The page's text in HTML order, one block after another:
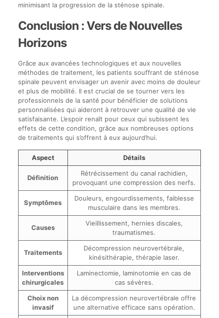
minimisant la progression de la sténose spinale.
Conclusion : Vers de Nouvelles
Horizons
Grâce aux avancées technologiques et aux nouvelles
méthodes de traitement, les patients souffrant de sténose
spinale peuvent envisager un avenir avec moins de douleur
et plus de mobilité. Il est crucial de se tourner vers les
professionnels de la santé pour bénéficier de solutions
personnalisées qui aideront à retrouver une qualité de vie
satisfaisante. L’espoir renaît pour ceux qui subissent les
effets de cette condition, grâce aux nombreuses options
de traitements qui s’offrent à eux aujourd’hui.
Aspect Détails
Définition
Rétrécissement du canal rachidien,
provoquant une compression des nerfs.
Symptômes
Douleurs, engourdissements, faiblesse
musculaire dans les membres.
Causes
Vieillissement, hernies discales,
traumatismes.
Traitements
Décompression neurovertébrale,
kinésithérapie, thérapie laser.
Interventions
chirurgicales
Laminectomie, laminotomie en cas de
cas sévères.
Choix non
invasif
La décompression neurovertébrale offre
une alternative efficace sans opération.